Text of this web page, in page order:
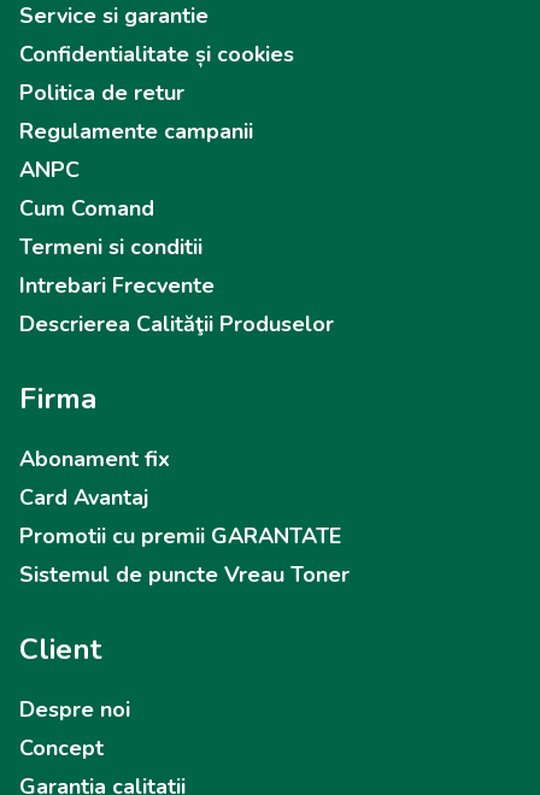
Service si garantie
Confidentialitate și cookies
Politica de retur
Regulamente campanii
ANPC
Cum Comand
Termeni si conditii
Intrebari Frecvente
Descrierea Calităţii Produselor
Firma
Abonament fix
Card Avantaj
Promotii cu premii GARANTATE
Sistemul de puncte Vreau Toner
Client
Despre noi
Concept
Garantia calitatii